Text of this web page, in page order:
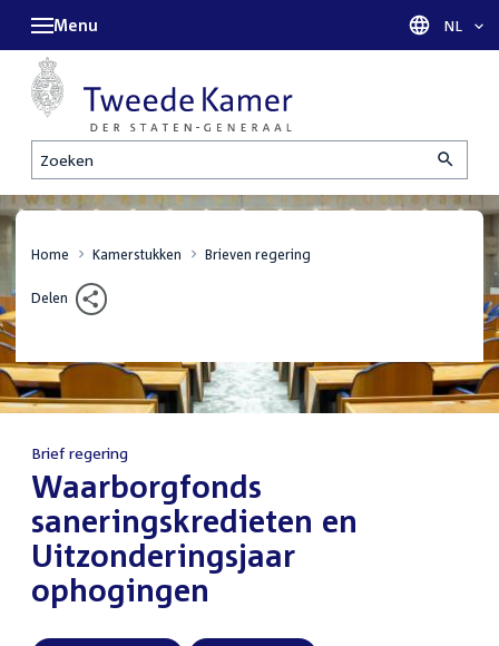
Zoeken
Menu Taal
NL
Home Kamerstukken Brieven regering
Delen
Brief regering
:Waarborgfonds
saneringskredieten en
Uitzonderingsjaar
ophogingen